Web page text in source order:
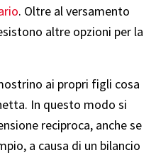
. Oltre al versamento
altre opzioni per la
ai propri figli cosa
In questo modo si
reciproca, anche se
a causa di un bilancio